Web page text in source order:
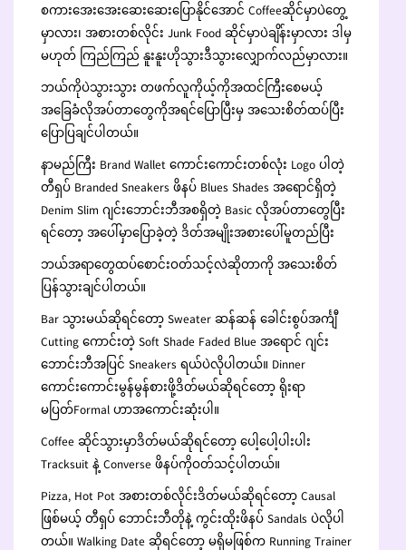
စကားအေးအေးဆေးဆေးပြောနိုင်အောင် Coffeeဆိုင်မှာပဲတွေ့
မှာလား၊ အစားတစ်လိုင်း Junk Food ဆိုင်မှာပဲချိန်းမှာလား ဒါမှ
မဟုတ် ကြည်ကြည် နူးနူးဟိုသွားဒီသွားလျှောက်လည်မှာလား။
ဘယ်ကိုပဲသွားသွား တဖက်လူကိုယ့်ကိုအထင်ကြီးစေမယ့်
အခြေခံလိုအပ်တာတွေကိုအရင်ပြောပြီးမှ အသေးစိတ်ထပ်ပြီး
ပြောပြချင်ပါတယ်။
နာမည်ကြီး Brand Wallet ကောင်းကောင်းတစ်လုံး Logo ပါတဲ့
တီရှပ် Branded Sneakers ဖိနပ် Blues Shades အရောင်ရှိတဲ့
Denim Slim ဂျင်းဘောင်းဘီအစရှိတဲ့ Basic လိုအပ်တာတွေပြီး
ရင်တော့ အပေါ်မှာပြောခဲ့တဲ့ ဒိတ်အမျိုးအစားပေါ်မူတည်ပြီး
ဘယ်အရာတွေထပ်စောင်းဝတ်သင့်လဲဆိုတာကို အသေးစိတ်
ပြန်သွားချင်ပါတယ်။
Bar သွားမယ်ဆိုရင်တော့ Sweater ဆန်ဆန် ခေါင်းစွပ်အင်္ကျီ
Cutting ကောင်းတဲ့ Soft Shade Faded Blue အရောင် ဂျင်း
ဘောင်းဘီအပြင် Sneakers ရယ်ပဲလိုပါတယ်။ Dinner
ကောင်းကောင်းမွန်မွန်စားဖို့ဒိတ်မယ်ဆိုရင်တော့ ရိုးရာ
မပြတ်Formal ဟာအကောင်းဆုံးပါ။
Coffee ဆိုင်သွားမှာဒိတ်မယ်ဆိုရင်တော့ ပေါ့ပေါ့ပါးပါး
Tracksuit နဲ့ Converse ဖိနပ်ကိုဝတ်သင့်ပါတယ်။
Pizza, Hot Pot အစားတစ်လိုင်းဒိတ်မယ်ဆိုရင်တော့ Causal
ဖြစ်မယ့် တီရှပ် ဘောင်းဘီတိုနဲ့ ကွင်းထိုးဖိနပ် Sandals ပဲလိုပါ
တယ်။ Walking Date ဆိုရင်တော့ မရှိမဖြစ်က Running Trainer